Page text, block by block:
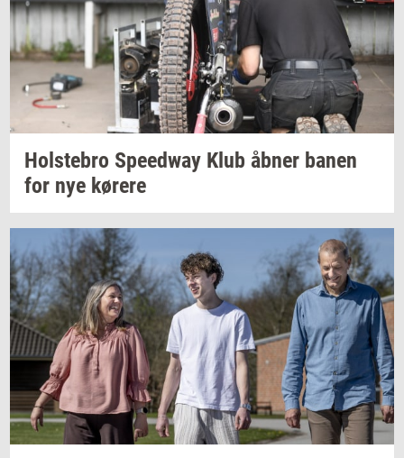
Holste­bro Spe­edway Klub åbner banen
for nye kø­re­re